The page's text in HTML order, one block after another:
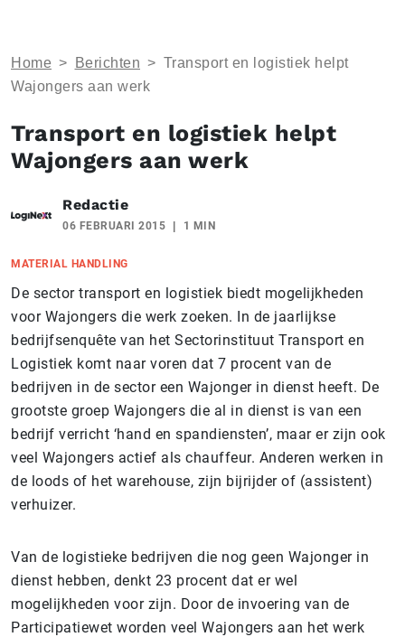
Home > Berichten > ​Transport en logistiek helpt
Wajongers aan werk
​Transport en logistiek helpt
Wajongers aan werk
Redactie
06 FEBRUARI 2015 1 MIN
MATERIAL HANDLING
De sector transport en logistiek biedt mogelijkheden
voor Wajongers die werk zoeken. In de jaarlijkse
bedrijfsenquête van het Sectorinstituut Transport en
Logistiek komt naar voren dat 7 procent van de
bedrijven in de sector een Wajonger in dienst heeft. De
grootste groep Wajongers die al in dienst is van een
bedrijf verricht ‘hand en spandiensten’, maar er zijn ook
veel Wajongers actief als chauffeur. Anderen werken in
de loods of het warehouse, zijn bijrijder of (assistent)
verhuizer.
Van de logistieke bedrijven die nog geen Wajonger in
dienst hebben, denkt 23 procent dat er wel
mogelijkheden voor zijn. Door de invoering van de
Participatiewet worden veel Wajongers aan het werk